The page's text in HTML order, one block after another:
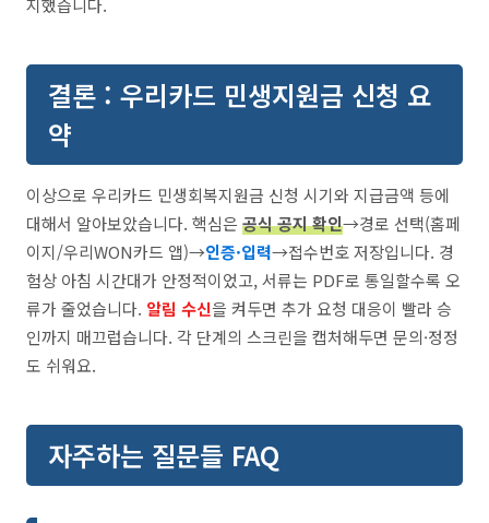
지했습니다.
결론 : 우리카드 민생지원금 신청 요
약
이상으로 우리카드 민생회복지원금 신청 시기와 지급금액 등에
대해서 알아보았습니다. 핵심은 공식 공지 확인→경로 선택(홈페
이지/우리WON카드 앱)→인증·입력→접수번호 저장입니다. 경
험상 아침 시간대가 안정적이었고, 서류는 PDF로 통일할수록 오
류가 줄었습니다. 알림 수신을 켜두면 추가 요청 대응이 빨라 승
인까지 매끄럽습니다. 각 단계의 스크린을 캡처해두면 문의·정정
도 쉬워요.
자주하는 질문들 FAQ